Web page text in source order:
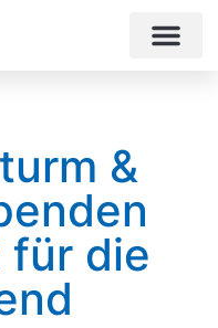
&
für die